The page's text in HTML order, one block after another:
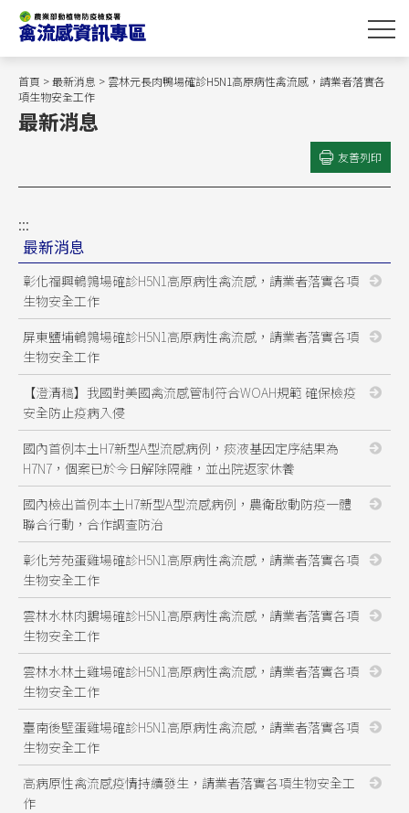
主
首頁 >最新消息 > 雲林元長肉鴨場確診H5N1高原病性禽流感，請業者落實各
項生物安全工作
最新消息
友善列印
:::
最新消息
彰化福興鵪鶉場確診H5N1高原病性禽流感，請業者落實各項
生物安全工作
屏東鹽埔鵪鶉場確診H5N1高原病性禽流感，請業者落實各項
生物安全工作
【澄清稿】我國對美國禽流感管制符合WOAH規範 確保檢疫
安全防止疫病入侵
國內首例本土H7新型A型流感病例，痰液基因定序結果為
H7N7，個案已於今日解除隔離，並出院返家休養
國內檢出首例本土H7新型A型流感病例，農衛啟動防疫一體
聯合行動，合作調查防治
彰化芳苑蛋雞場確診H5N1高原病性禽流感，請業者落實各項
生物安全工作
雲林水林肉鵝場確診H5N1高原病性禽流感，請業者落實各項
生物安全工作
雲林水林土雞場確診H5N1高原病性禽流感，請業者落實各項
生物安全工作
臺南後壁蛋雞場確診H5N1高原病性禽流感，請業者落實各項
生物安全工作
高病原性禽流感疫情持續發生，請業者落實各項生物安全工
作